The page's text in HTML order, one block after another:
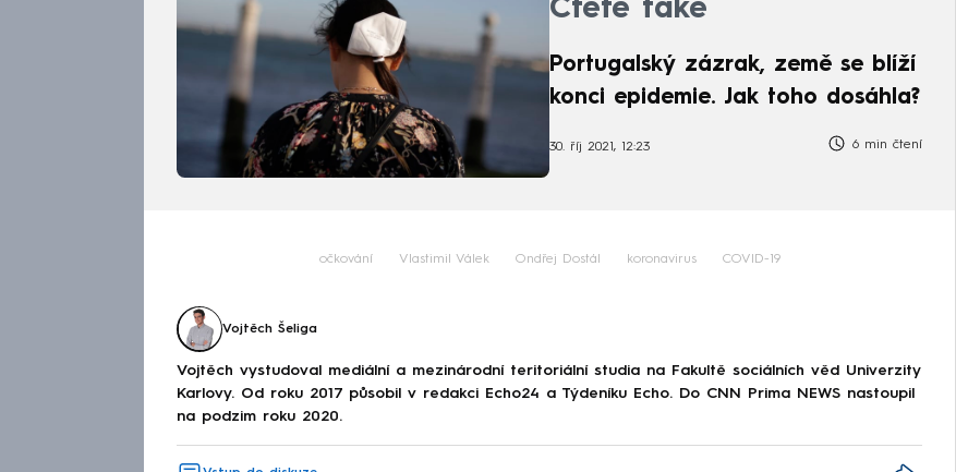
Čtěte také
Portugalský zázrak, země se blíží
konci epidemie. Jak toho dosáhla?
30. říj 2021, 12:23 6 min čtení
očkování Vlastimil Válek Ondřej Dostál koronavirus COVID-19
Vojtěch Šeliga
Vojtěch vystudoval mediální a mezinárodní teritoriální studia na Fakultě sociálních věd Univerzity
Karlovy. Od roku 2017 působil v redakci Echo24 a Týdeníku Echo. Do CNN Prima NEWS nastoupil
na podzim roku 2020.